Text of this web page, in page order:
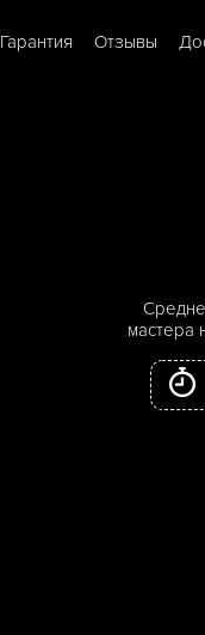
Гарантия Отзывы
мастера